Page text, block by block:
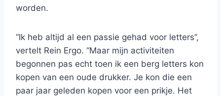
worden.
“Ik heb altijd al een passie gehad voor letters”,
vertelt Rein Ergo. “Maar mijn activiteiten
begonnen pas echt toen ik een berg letters kon
kopen van een oude drukker. Je kon die een
paar jaar geleden kopen voor een prikje. Het